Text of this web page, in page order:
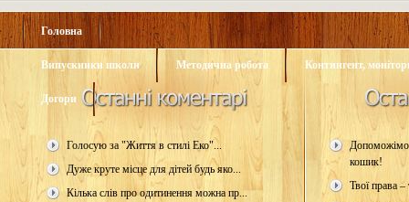
Головна
Випускники школи Методична робота Контингент,
Догори
Голосую за "Життя в стилі Еко"...
Дуже круте місце для дітей будь яко...
Кілька слів про одитинення можна пр...
Допоможімо
кошик!
Твої права –